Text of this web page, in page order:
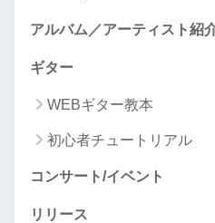
アルバム／アーティスト紹
ギター
WEBギター教本
初心者チュートリアル
コンサート/イベント
リリース